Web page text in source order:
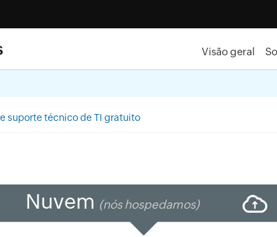
Visão geral
suporte técnico de TI gratuito
Nuvem (nós hospedamos)